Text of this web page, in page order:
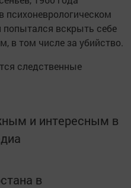
психоневрологическом
попытался вскрыть себе
в том числе за убийство.
следственные
и интересным в
в